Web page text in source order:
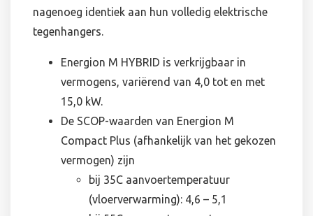
nagenoeg identiek aan hun volledig elektrische
tegenhangers.
Energion M HYBRID is verkrijgbaar in
vermogens, variërend van 4,0 tot en met
15,0 kW.
De SCOP-waarden van Energion M
Compact Plus (afhankelijk van het gekozen
vermogen) zijn
bij 35C aanvoertemperatuur
(vloerverwarming): 4,6 – 5,1